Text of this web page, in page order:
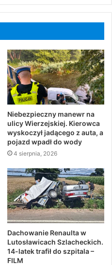
Niebezpieczny manewr na
ulicy Wierzejskiej. Kierowca
wyskoczył jadącego z auta, a
pojazd wpadł do wody
4 sierpnia, 2026
Dachowanie Renaulta w
Lutosławicach Szlacheckich.
14-latek trafił do szpitala –
FILM